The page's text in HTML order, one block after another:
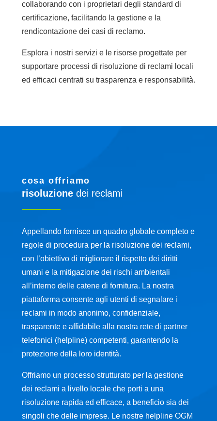
collaborando con i proprietari degli standard di
certificazione, facilitando la gestione e la
rendicontazione dei casi di reclamo.
Esplora i nostri servizi e le risorse progettate per
supportare processi di risoluzione di reclami locali
ed efficaci centrati su trasparenza e responsabilità.
cosa offriamo
risoluzionedei reclami
Appellando fornisce un quadro globale completo e
regole di procedura per la risoluzione dei reclami,
con l’obiettivo di migliorare il rispetto dei diritti
umani e la mitigazione dei rischi ambientali
all’interno delle catene di fornitura. La nostra
piattaforma consente agli utenti di segnalare i
reclami in modo anonimo, confidenziale,
trasparente e affidabile alla nostra rete di partner
telefonici (helpline) competenti, garantendo la
protezione della loro identità.
Offriamo un processo strutturato per la gestione
dei reclami a livello locale che porti a una
risoluzione rapida ed efficace, a beneficio sia dei
singoli che delle imprese. Le nostre helpline OGM